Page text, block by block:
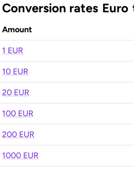
Conversion rates Euro
Amount
1 EUR
10 EUR
20 EUR
100 EUR
200 EUR
1000 EUR